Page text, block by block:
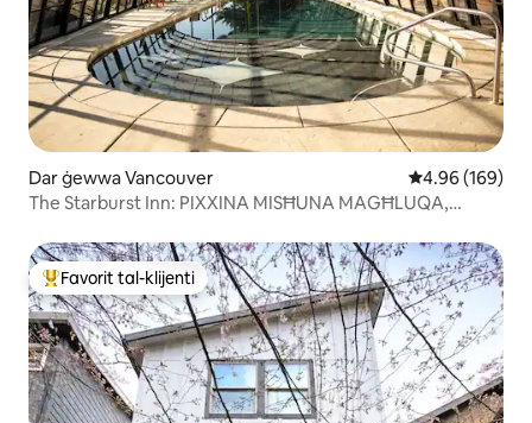
Dar ġewwa Vancouver Rating medju
4.96 (169)
The Starburst Inn: PIXXINA MISĦUNA MAGĦLUQA,
Wieħed mill-aqwa favoriti tal-klijenti
Favorit tal-klijenti